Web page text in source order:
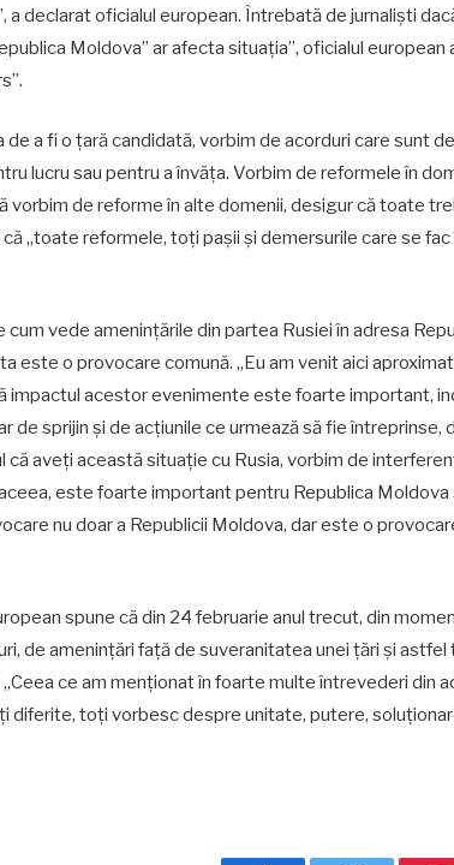
a declarat oficialul european. Întrebată de jurnaliști
Moldova” ar afecta situația”, oficialul european
a fi o țară candidată, vorbim de acorduri care sunt
lucru sau pentru a învăța. Vorbim de reformele în
vorbim de reforme în alte domenii, desigur că toate
„toate reformele, toți pașii și demersurile care se
vede amenințările din partea Rusiei în adresa
este o provocare comună. „Eu am venit aici
impactul acestor evenimente este foarte important,
de sprijin și de acțiunile ce urmează să fie întreprinse,
că aveți această situație cu Rusia, vorbim de
este foarte important pentru Republica
nu doar a Republicii Moldova, dar este o
spune că din 24 februarie anul trecut, din
de amenințări față de suveranitatea unei țări și
ce am menționat în foarte multe întrevederi din
diferite, toți vorbesc despre unitate, putere,